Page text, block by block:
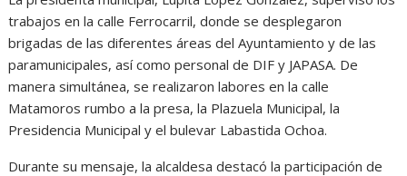
trabajos en la calle Ferrocarril, donde se desplegaron
brigadas de las diferentes áreas del Ayuntamiento y de las
paramunicipales, así como personal de DIF y JAPASA. De
manera simultánea, se realizaron labores en la calle
Matamoros rumbo a la presa, la Plazuela Municipal, la
Presidencia Municipal y el bulevar Labastida Ochoa.
Durante su mensaje, la alcaldesa destacó la participación de